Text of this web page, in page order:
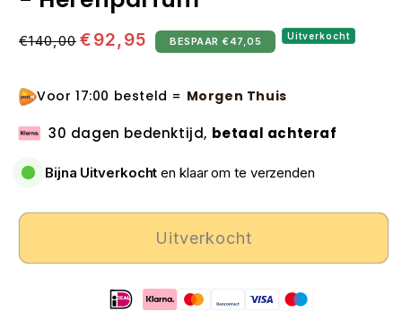
Normale
€140,00 Aanbiedingsprijs
€92,95 BESPAAR €47,05 Uitverkocht
Voor 17:00 besteld = Morgen Thuis
30 dagen bedenktijd, betaal achteraf
Bijna Uitverkocht en klaar om te verzenden
Uitverkocht